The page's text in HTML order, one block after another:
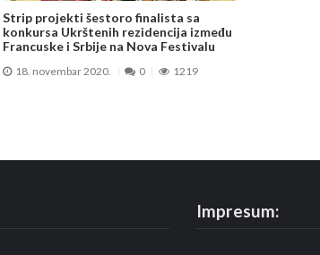
Strip projekti šestoro finalista sa
konkursa Ukrštenih rezidencija između
Francuske i Srbije na Nova Festivalu
18. novembar 2020. 0 1219
Impresum: